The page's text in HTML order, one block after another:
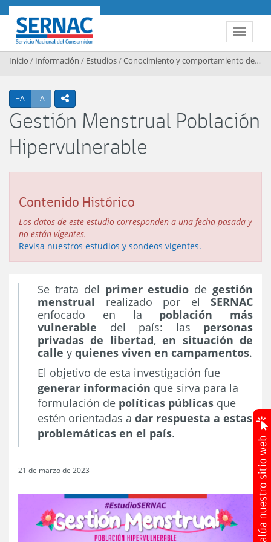
Contenido principal
Toggle
SERNAC
Inicio / Información / Estudios/Conocimiento y comportamiento de los consumidores
+A Agrandar texto
-A Achicar textoicono compartir
Gestión Menstrual Población
Hipervulnerable
Contenido Histórico
Los datos de este estudio corresponden a una fecha pasada y
no están vigentes.
Revisa nuestros estudios y sondeos vigentes.
Se trata del primer estudio degestión
menstrual realizado por el SERNAC
enfocado en la población más
vulnerable del país: las personas
privadas de libertad,en situación de
calle y quienes viven en campamentos.
El objetivo de esta investigación fue
generar información que sirva para la
formulación de políticas públicas que
estén orientadas a dar respuesta a estas
problemáticas en el país.
21 de marzo de 2023